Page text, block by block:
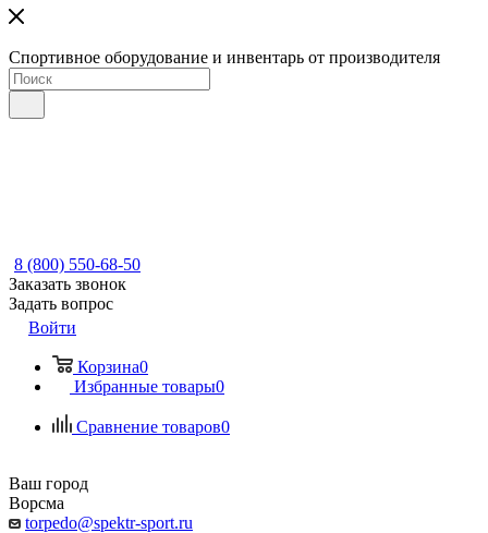
Спортивное оборудование и инвентарь от производителя
8 (800) 550-68-50
Заказать звонок
Задать вопрос
Войти
Корзина0
Избранные товары0
Сравнение товаров0
Ваш город
Ворсма
torpedo@spektr-sport.ru